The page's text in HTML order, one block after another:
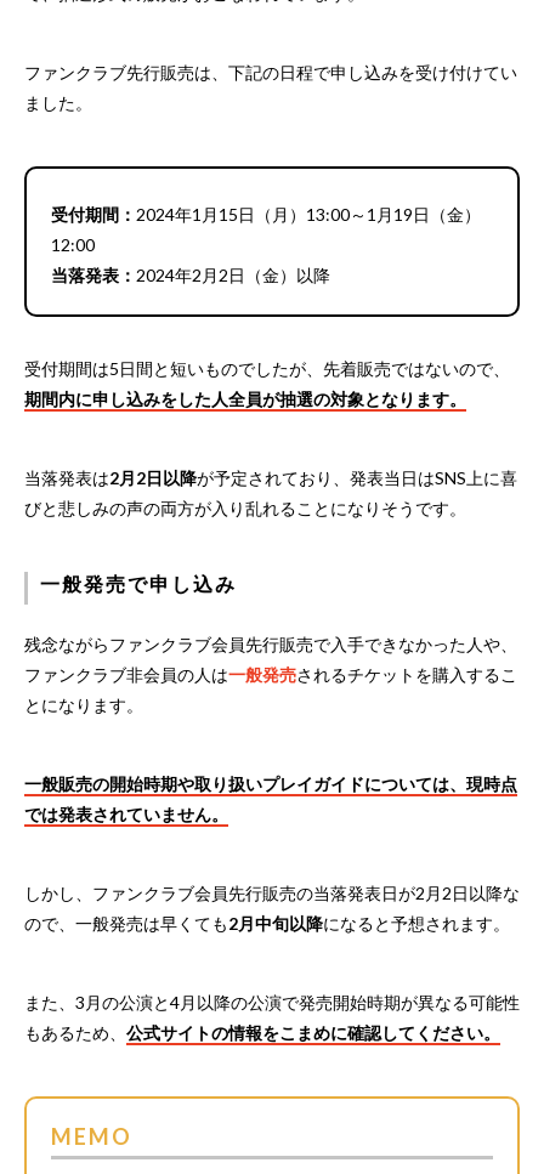
ファンクラブ先行販売は、下記の日程で申し込みを受け付けてい
ました。
受付期間： 2024年1月15日（月）13:00～1月19日（金）
12:00
当落発表： 2024年2月2日（金）以降
受付期間は5日間と短いものでしたが、先着販売ではないので、
期間内に申し込みをした人全員が抽選の対象となります。
当落発表は2月2日以降が予定されており、発表当日はSNS上に喜
びと悲しみの声の両方が入り乱れることになりそうです。
一般発売で申し込み
残念ながらファンクラブ会員先行販売で入手できなかった人や、
ファンクラブ非会員の人は一般発売されるチケットを購入するこ
とになります。
一般販売の開始時期や取り扱いプレイガイドについては、現時点
では発表されていません。
しかし、ファンクラブ会員先行販売の当落発表日が2月2日以降な
ので、一般発売は早くても2月中旬以降になると予想されます。
また、3月の公演と4月以降の公演で発売開始時期が異なる可能性
もあるため、 公式サイトの情報をこまめに確認してください。
MEMO